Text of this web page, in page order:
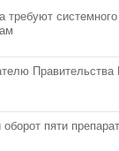
требуют системного
пяти